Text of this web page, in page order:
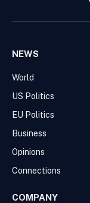
NEWS
World
US Politics
EU Politics
Business
Opinions
Connections
COMPANY